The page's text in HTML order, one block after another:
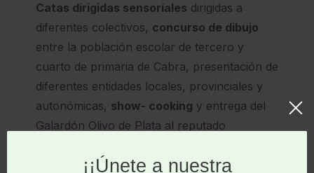
Catas dirigidas sensoriales dirigidas a
diferentes colectivos, concurso de dibujo
entre la población escolar de tercero y
cuarto de primaria de Cabra, presentación de
diferentes entidades locales, provinciales y
autonómicas, show- cooking y entrega del
Galardón Olivo de Plata al reputado
de las actividades a desarrollar.